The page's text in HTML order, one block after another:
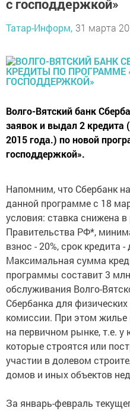
с господдержкой»
Татар-Информ, 31 марта
Волго-Вятский банк
заявок и выдал 2 кредита
2015 года.) по новой
господдержкой».
Напомним, что Сбербанк
данной программе с 18
условия: ставка снижена в
Правительства РФ*,
взнос - 20%, срок кредита
Максимальная сумма
программы составит 3
обслуживания Волго-
Сбербанка для
комиссии. При этом
на первичном рынке, т.е. у
которые строятся или
участии в долевом
домов и иных объектов
За январь-февраль